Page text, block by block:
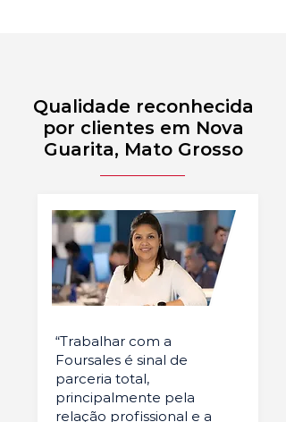
Qualidade reconhecida
por clientes em Nova
Guarita, Mato Grosso
“Trabalhar com a
Foursales é sinal de
parceria total,
principalmente pela
relação profissional e a